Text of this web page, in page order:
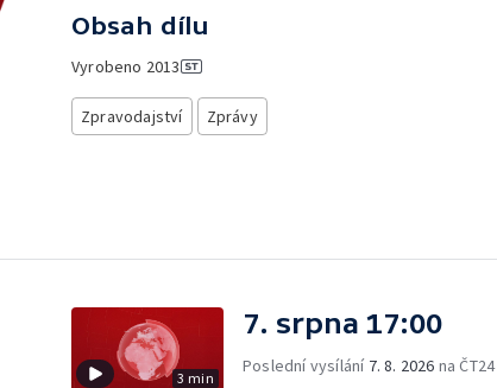
Obsah dílu
Vyrobeno 2013
Zpravodajství Zprávy
3 min
7. srpna 17:00
Poslední vysílání 7. 8. 2026 na ČT24